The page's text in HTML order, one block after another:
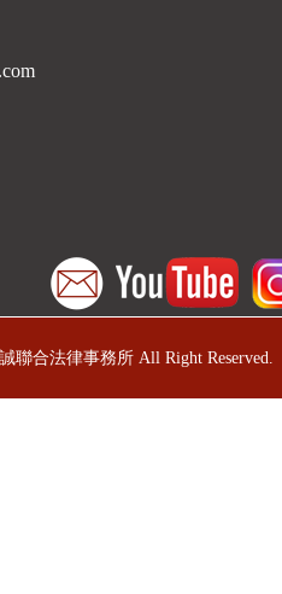
聯合法律事務所 All Right Reserved.